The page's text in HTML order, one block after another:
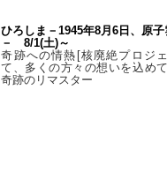
ひろしま－1945年8月6日、原
－ 8/1(土)～
奇跡への情熱[核廃絶プロジ
て、多くの方々の想いを込め
奇跡のリマスター